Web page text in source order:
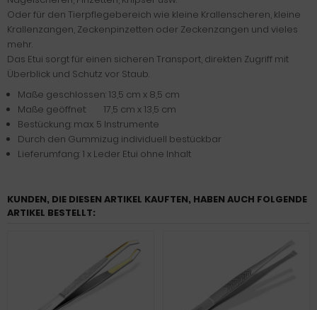
Oder für den Tierpflegebereich wie kleine Krallenscheren, kleine
Krallenzangen, Zeckenpinzetten oder Zeckenzangen und vieles
mehr.
Das Etui sorgt für einen sicheren Transport, direkten Zugriff mit
Überblick und Schutz vor Staub.
Maße geschlossen: 13,5 cm x 8,5 cm
Maße geöffnet: 17,5 cm x 13,5 cm
Bestückung: max. 5 Instrumente
Durch den Gummizug individuell bestückbar
Lieferumfang: 1 x Leder Etui ohne Inhalt
KUNDEN, DIE DIESEN ARTIKEL KAUFTEN, HABEN AUCH FOLGENDE
ARTIKEL BESTELLT: